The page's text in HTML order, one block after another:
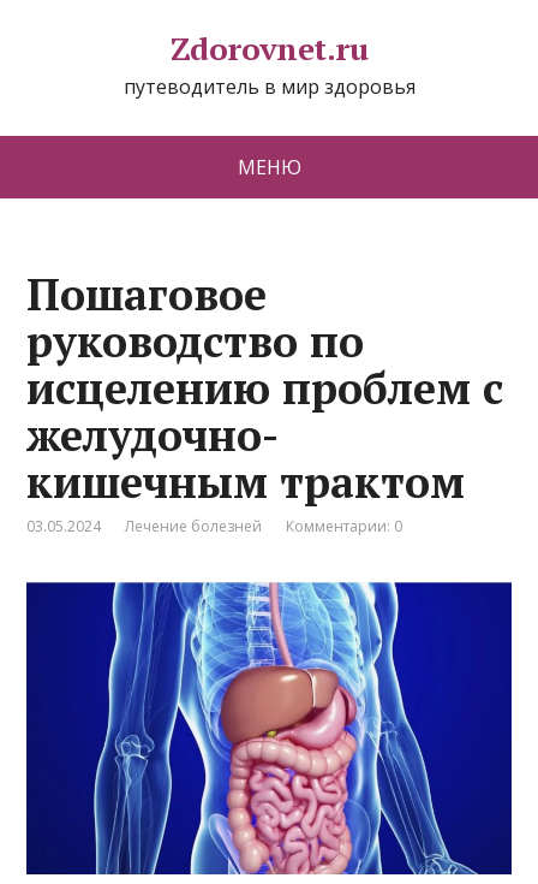
Zdorovnet.ru
путеводитель в мир здоровья
МЕНЮ
Пошаговое
руководство по
исцелению проблем с
желудочно-
кишечным трактом
03.05.2024 Лечение болезней Комментарии: 0